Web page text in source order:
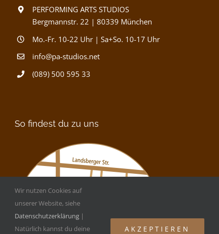
PERFORMING ARTS STUDIOS
Bergmannstr. 22 | 80339 München
Mo.-Fr. 10-22 Uhr | Sa+So. 10-17 Uhr
info@pa-studios.net
(089) 500 595 33
So findest du zu uns
Wir nutzen Cookies auf
unserer Website, siehe
Datenschutzerklärung |
Natürlich kannst du deine
AKZEPTIEREN